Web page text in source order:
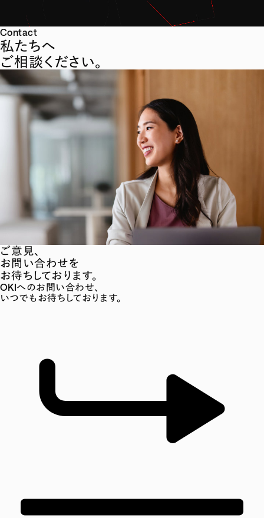
Contact
私たちへ
ご相談ください。
ご意見、
お問い合わせを
お待ちしております。
OKIへのお問い合わせ、
いつでもお待ちしております。